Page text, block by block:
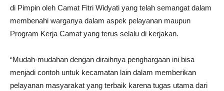
di Pimpin oleh Camat Fitri Widyati yang telah semangat dalam
membenahi warganya dalam aspek pelayanan maupun
Program Kerja Camat yang terus selalu di kerjakan.
“Mudah-mudahan dengan diraihnya penghargaan ini bisa
menjadi contoh untuk kecamatan lain dalam memberikan
pelayanan masyarakat yang terbaik karena tugas utama dari